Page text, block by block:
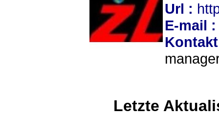
Url :
E-mail :
Letzte